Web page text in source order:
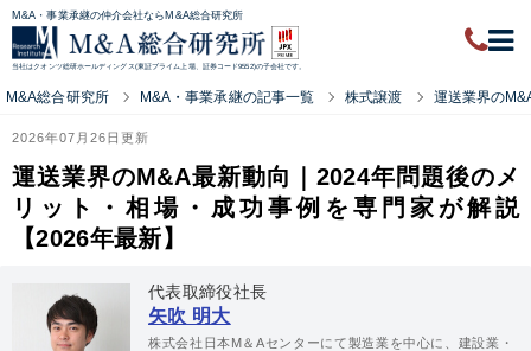
M&A・事業承継の仲介会社ならM&A総合研究所
当社はクオンツ総研ホールディングス(東証プライム上場、証券コード9552)の子会社です。
M&A総合研究所 M&A・事業承継の記事一覧 株式譲渡 運送業界の
2026年07月26日更新
運送業界のM&A最新動向｜2024年問題後のメ
リット・相場・成功事例を専門家が解説
【2026年最新】
代表取締役社長
矢吹 明大
株式会社日本M＆Aセンターにて製造業を中心に、建設業・